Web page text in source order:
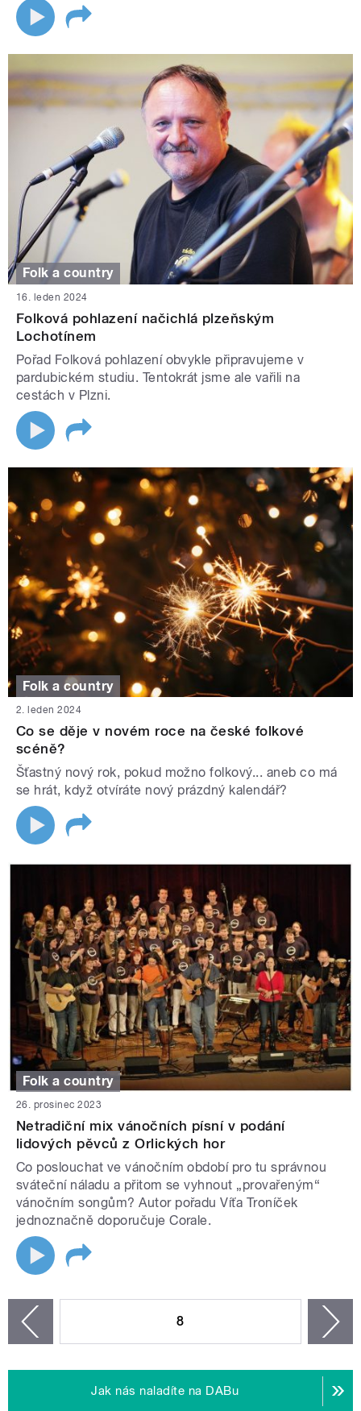
Folk a country
16. leden 2024
Folková pohlazení načichlá plzeňským
Lochotínem
Pořad Folková pohlazení obvykle připravujeme v
pardubickém studiu. Tentokrát jsme ale vařili na
cestách v Plzni.
Folk a country
2. leden 2024
Co se děje v novém roce na české folkové
scéně?
Šťastný nový rok, pokud možno folkový... aneb co má
se hrát, když otvíráte nový prázdný kalendář?
Folk a country
26. prosinec 2023
Netradiční mix vánočních písní v podání
lidových pěvců z Orlických hor
Co poslouchat ve vánočním období pro tu správnou
sváteční náladu a přitom se vyhnout „provařeným“
vánočním songům? Autor pořadu Víťa Troníček
jednoznačně doporučuje Corale.
8
Jak nás naladíte na DABu